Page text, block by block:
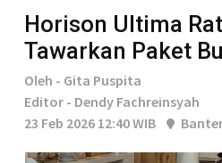
Horison Ultima
Tawarkan Paket
Oleh - Gita Puspita
Editor - Dendy Fachreinsyah
23 Feb 2026 12:40 WIB